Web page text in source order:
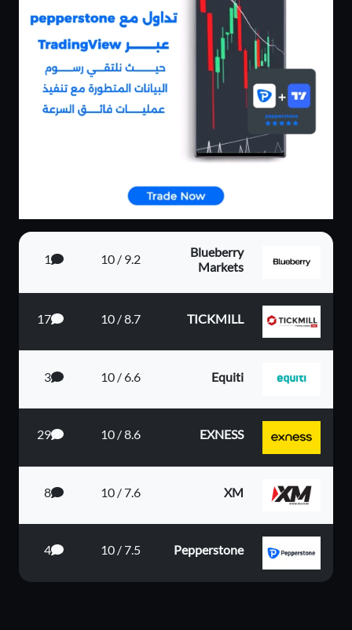
Blueberry
Markets
9.2 / 10
1
TICKMILL
8.7 / 10
17
Equiti
6.6 / 10
3
EXNESS
8.6 / 10
29
XM
7.6 / 10
8
Pepperstone
7.5 / 10
4